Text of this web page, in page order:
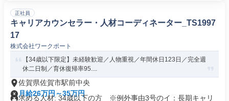
正社員
キャリアカウンセラー・人材コーディネーター_TS1997
17
株式会社ワークポート
【34歳以下限定】未経験歓迎／人物重視／年間休日123日／完全週
休二日制／育休復帰率95....
佐賀県佐賀市駅前中央
月給26万円～35万円
求める人材: 34歳以下の方 ※例外事由3号のイ：長期キャリ